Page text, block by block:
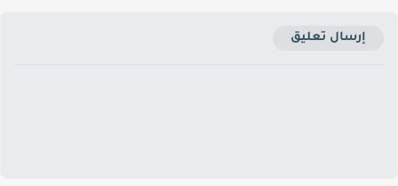
إرسال تعليق